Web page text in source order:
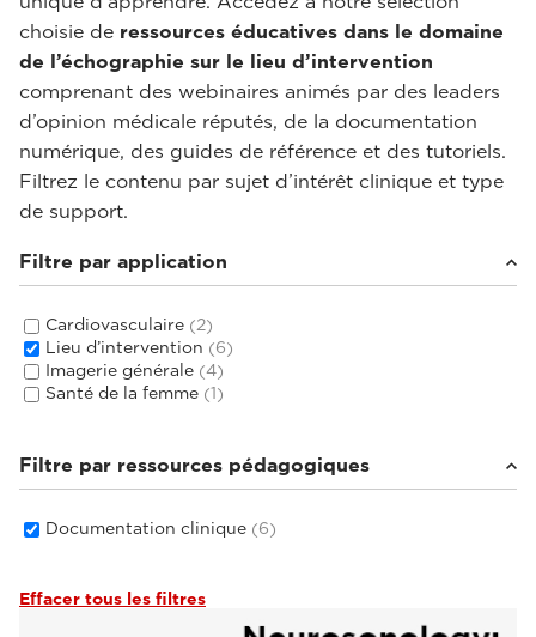
choisie de ressources éducatives dans le domaine
de l’échographie sur le lieu d’intervention
comprenant des webinaires animés par des leaders
d’opinion médicale réputés, de la documentation
numérique, des guides de référence et des tutoriels.
Filtrez le contenu par sujet d’intérêt clinique et type
de support.
Filtre par application
Cardiovasculaire (2)
Lieu d’intervention (6)
Imagerie générale (4)
Santé de la femme (1)
Filtre par ressources pédagogiques
Documentation clinique (6)
Effacer tous les filtres